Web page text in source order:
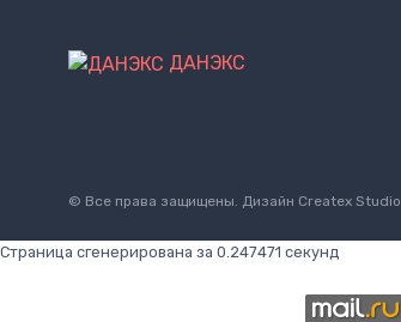
ДАНЭКС
© Все права защищены. Дизайн Createx Studio
Страница сгенерирована за 0.247471 секунд